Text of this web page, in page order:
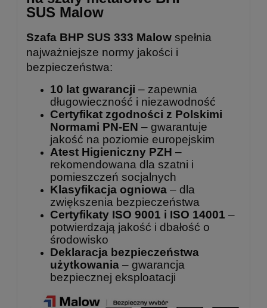
SUS Malow
Szafa BHP SUS 333 Malow spełnia
najważniejsze normy jakości i
bezpieczeństwa:
10 lat gwarancji – zapewnia
długowieczność i niezawodność
Certyfikat zgodności z Polskimi
Normami PN-EN – gwarantuje
jakość na poziomie europejskim
Atest Higieniczny PZH –
rekomendowana dla szatni i
pomieszczeń socjalnych
Klasyfikacja ogniowa – dla
zwiększenia bezpieczeństwa
Certyfikaty ISO 9001 i ISO 14001 –
potwierdzają jakość i dbałość o
środowisko
Deklaracja bezpieczeństwa
użytkowania – gwarancja
bezpiecznej eksploatacji